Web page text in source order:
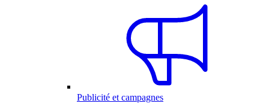
Publicité et campagnes